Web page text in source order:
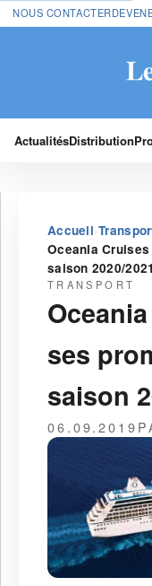
NOUS CONTACTER
ActualitésDistribution
Accueil›
Oceania
saison 2020/2021
TRANSPORT
ses
saison
06.09.2019